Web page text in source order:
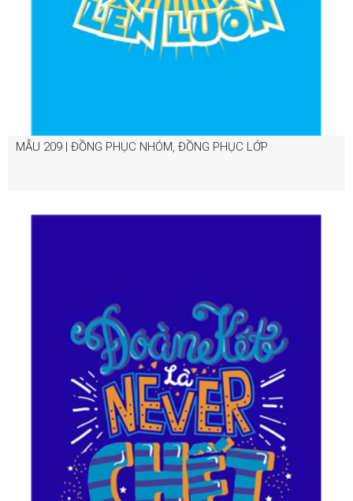
MẪU 209 | ĐỒNG PHỤC NHÓM, ĐỒNG PHỤC LỚP